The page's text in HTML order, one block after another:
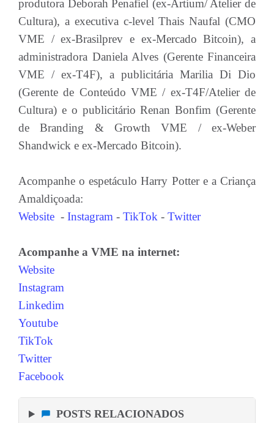
produtora Deborah Penafiel (ex-Artium/ Atelier de
Cultura), a executiva c-level Thais Naufal (CMO
VME / ex-Brasilprev e ex-Mercado Bitcoin), a
administradora Daniela Alves (Gerente Financeira
VME / ex-T4F), a publicitária Marilia Di Dio
(Gerente de Conteúdo VME / ex-T4F/Atelier de
Cultura) e o publicitário Renan Bonfim (Gerente
de Branding & Growth VME / ex-Weber
Shandwick e ex-Mercado Bitcoin).
Acompanhe o espetáculo Harry Potter e a Criança
Amaldiçoada:
Website - Instagram - TikTok - Twitter
Acompanhe a VME na internet:
Website
Instagram
Linkedim
Youtube
TikTok
Twitter
Facebook
POSTS RELACIONADOS